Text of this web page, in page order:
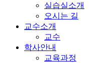
실습실소개
오시는 길
교수소개
교수
학사안내
교육과정